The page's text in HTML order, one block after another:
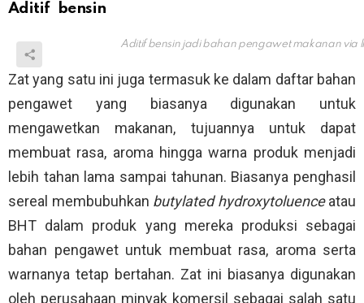
Aditif bensin
Aditif bensin jadi bahan pengawet makanan via
Zat yang satu ini juga termasuk ke dalam daftar bahan
pengawet yang biasanya digunakan untuk
mengawetkan makanan, tujuannya untuk dapat
membuat rasa, aroma hingga warna produk menjadi
lebih tahan lama sampai tahunan. Biasanya penghasil
sereal membubuhkan butylated hydroxytoluenceatau
BHT dalam produk yang mereka produksi sebagai
bahan pengawet untuk membuat rasa, aroma serta
warnanya tetap bertahan. Zat ini biasanya digunakan
oleh perusahaan minyak komersil sebagai salah satu